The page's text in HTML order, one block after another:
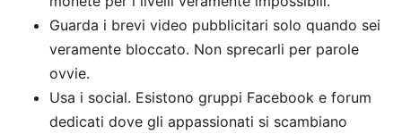
Guarda i brevi video pubblicitari solo quando sei
veramente bloccato. Non sprecarli per parole
ovvie.
Usa i social. Esistono gruppi Facebook e forum
dedicati dove gli appassionati si scambiano